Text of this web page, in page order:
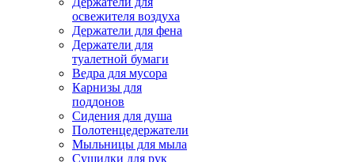
освежителя воздуха
Держатели для фена
Держатели для
туалетной бумаги
Ведра для мусора
Карнизы для
поддонов
Сидения для душа
Полотенцедержатели
Мыльницы для мыла
Сушилки для рук